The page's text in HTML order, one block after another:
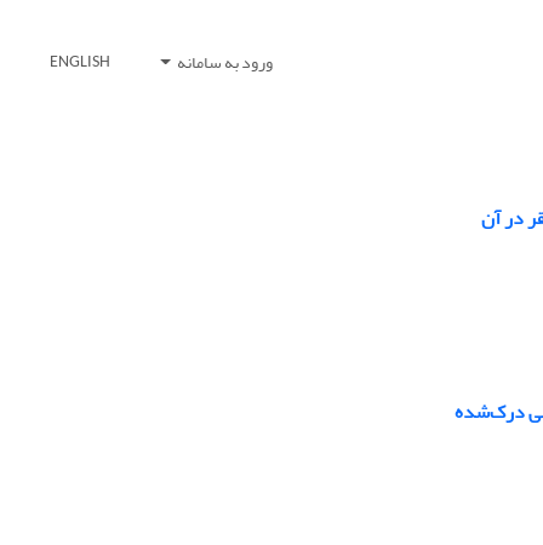
ورود به سامانه ENGLISH
در آن
درک‌شده